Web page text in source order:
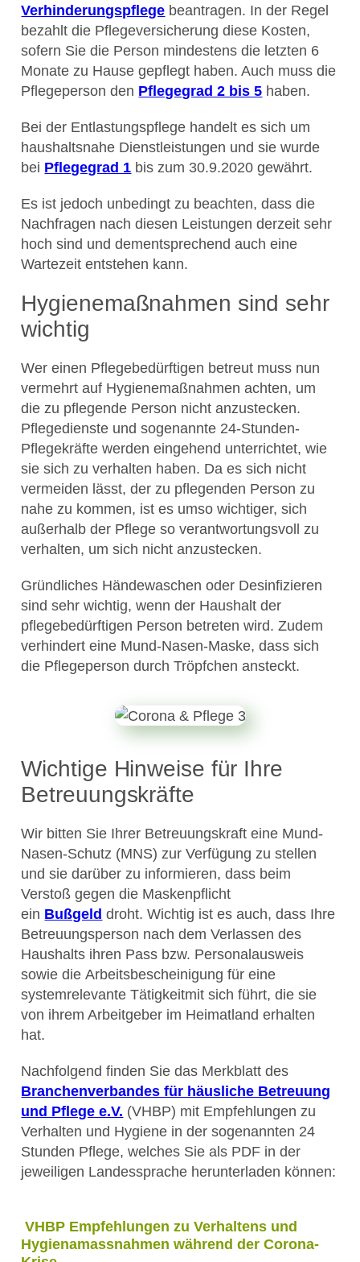
Verhinderungspflege beantragen. In der Regel
bezahlt die Pflegeversicherung diese Kosten,
sofern Sie die Person mindestens die letzten 6
Monate zu Hause gepflegt haben. Auch muss die
Pflegeperson den Pflegegrad 2 bis 5 haben.
Bei der Entlastungspflege handelt es sich um
haushaltsnahe Dienstleistungen und sie wurde
bei Pflegegrad 1 bis zum 30.9.2020 gewährt.
Es ist jedoch unbedingt zu beachten, dass die
Nachfragen nach diesen Leistungen derzeit sehr
hoch sind und dementsprechend auch eine
Wartezeit entstehen kann.
Hygienemaßnahmen sind sehr
wichtig
Wer einen Pflegebedürftigen betreut muss nun
vermehrt auf Hygienemaßnahmen achten, um
die zu pflegende Person nicht anzustecken.
Pflegedienste und sogenannte 24-Stunden-
Pflegekräfte werden eingehend unterrichtet, wie
sie sich zu verhalten haben. Da es sich nicht
vermeiden lässt, der zu pflegenden Person zu
nahe zu kommen, ist es umso wichtiger, sich
außerhalb der Pflege so verantwortungsvoll zu
verhalten, um sich nicht anzustecken.
Gründliches Händewaschen oder Desinfizieren
sind sehr wichtig, wenn der Haushalt der
pflegebedürftigen Person betreten wird. Zudem
verhindert eine Mund-Nasen-Maske, dass sich
die Pflegeperson durch Tröpfchen ansteckt.
Wichtige Hinweise für Ihre
Betreuungskräfte
Wir bitten Sie Ihrer Betreuungskraft eine Mund-
Nasen-Schutz (MNS) zur Verfügung zu stellen
und sie darüber zu informieren, dass beim
Verstoß gegen die Maskenpflicht
ein Bußgeld droht. Wichtig ist es auch, dass Ihre
Betreuungsperson nach dem Verlassen des
Haushalts ihren Pass bzw. Personalausweis
sowie die Arbeitsbescheinigung für eine
systemrelevante Tätigkeitmit sich führt, die sie
von ihrem Arbeitgeber im Heimatland erhalten
hat.
Nachfolgend finden Sie das Merkblatt des
Branchenverbandes für häusliche Betreuung
und Pflege e.V. (VHBP) mit Empfehlungen zu
Verhalten und Hygiene in der sogenannten 24
Stunden Pflege, welches Sie als PDF in der
jeweiligen Landessprache herunterladen können:
VHBP Empfehlungen zu Verhaltens und
Hygienamassnahmen während der Corona-